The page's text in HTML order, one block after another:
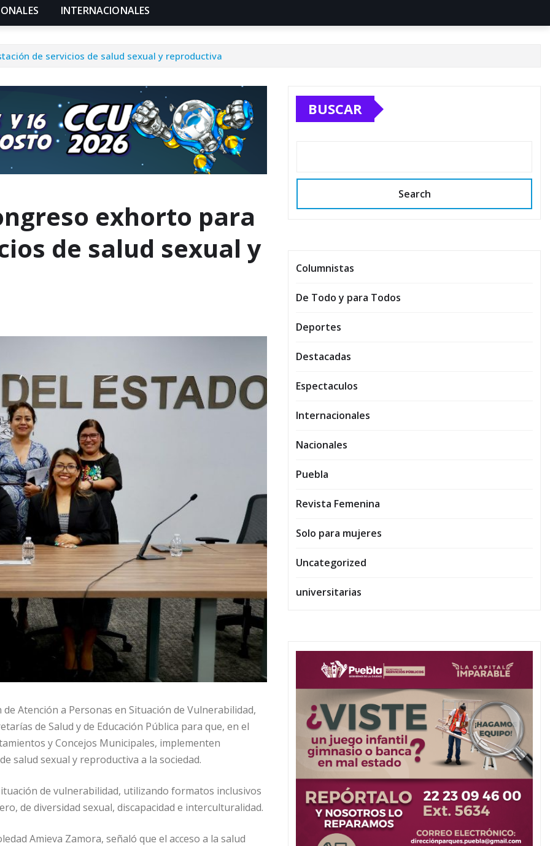
INTERNACIONALES
de servicios de salud sexual y reproductiva
exhorto para
de salud sexual y
Atención a Personas en Situación de Vulnerabilidad,
de Salud y de Educación Pública para que, en el
y Concejos Municipales, implementen
salud sexual y reproductiva a la sociedad.
de vulnerabilidad, utilizando formatos inclusivos
de diversidad sexual, discapacidad e interculturalidad.
Amieva Zamora, señaló que el acceso a la salud
BUSCAR
Search
Columnistas
De Todo y para Todos
Deportes
Destacadas
Espectaculos
Internacionales
Nacionales
Puebla
Revista Femenina
Solo para mujeres
Uncategorized
universitarias